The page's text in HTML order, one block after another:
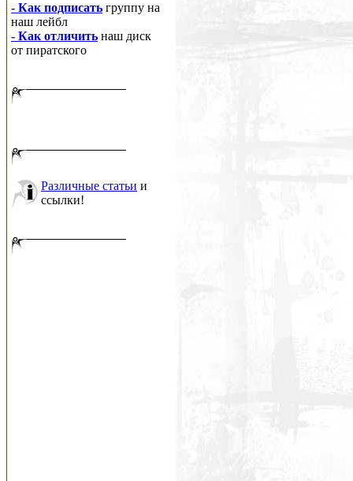
- Как подписать группу на
наш лейбл
- Как отличить наш диск
от пиратского
Различные статьи и
ссылки!